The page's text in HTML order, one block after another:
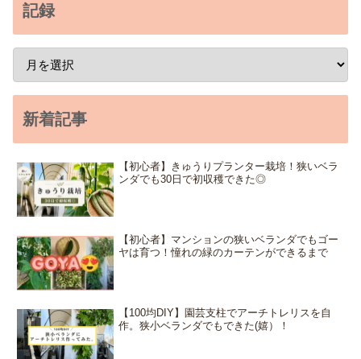
記録
新着記事
【初心者】きゅうりプランター栽培！狭いベラ
ンダでも30日で初収穫できた◎
【初心者】マンションの狭いベランダでもゴー
ヤは育つ！憧れの緑のカーテンができるまで
【100均DIY】園芸支柱でアーチトレリスを自
作。狭小ベランダでもできた(嬉）！